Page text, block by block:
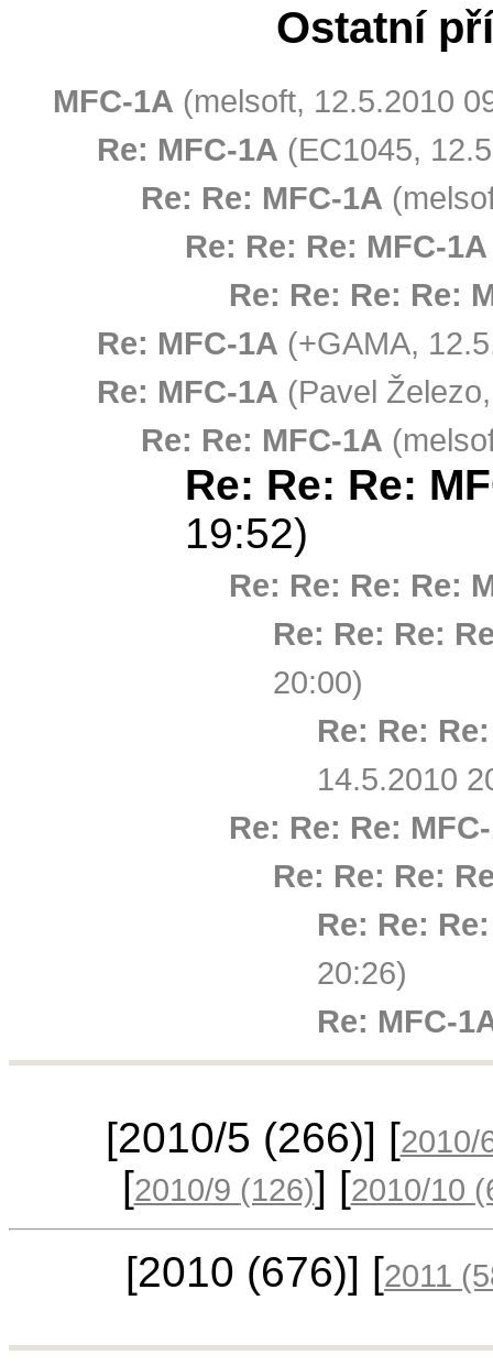
Ostatní
MFC-1A (melsoft, 12.5.2010
Re: MFC-1A (EC1045,
Re: Re: MFC-1A
Re: Re: Re: MFC-1A
Re: Re: Re: Re:
Re: MFC-1A (+GAMA,
Re: MFC-1A (Pavel
Re: Re: MFC-1A
Re: Re: Re:
19:52)
Re: Re: Re: Re:
Re: Re: Re:
20:00)
Re: Re:
14.5.2010
Re: Re: Re:
Re: Re: Re:
Re: Re:
20:26)
Re: MFC-
[2010/5 (266)] [
[2010/9 (126)] [2010/10
[2010 (676)] [2011